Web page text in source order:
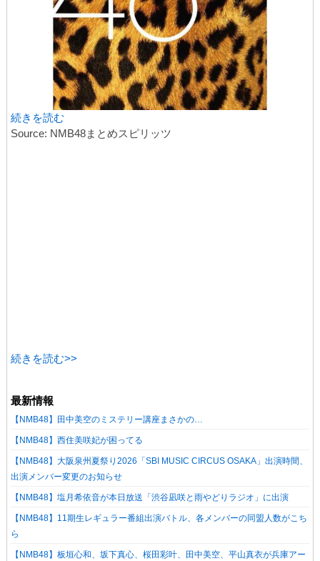
続きを読む
Source: NMB48まとめスピリッツ
続きを読む>>
最新情報
【NMB48】田中美空のミステリー講座まさかの…
【NMB48】西住美咲妃が困ってる
【NMB48】大阪泉州夏祭り2026「SBI MUSIC CIRCUS OSAKA」出演時間、
出演メンバー変更のお知らせ
【NMB48】塩月希依音が本日放送「渋谷凪咲と雨やどりラジオ」に出演
【NMB48】11期生レギュラー番組出演バトル、各メンバーの同盟人数がこち
ら
【NMB48】板垣心和、坂下真心、桜田彩叶、田中美空、平山真衣が兵庫アー